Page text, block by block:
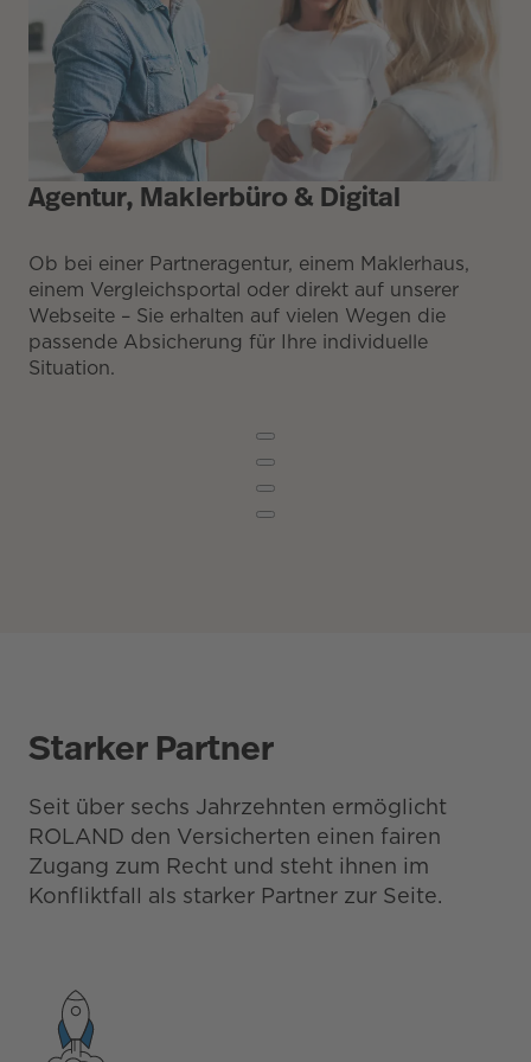
Agentur, Maklerbüro & Digital
Ob bei einer Partneragentur, einem Maklerhaus,
einem Vergleichsportal oder direkt auf unserer
Webseite – Sie erhalten auf vielen Wegen die
passende Absicherung für Ihre individuelle
Situation.
Starker Partner
Seit über sechs Jahrzehnten ermöglicht
ROLAND den Versicherten einen fairen
Zugang zum Recht und steht ihnen im
Konfliktfall als starker Partner zur Seite.